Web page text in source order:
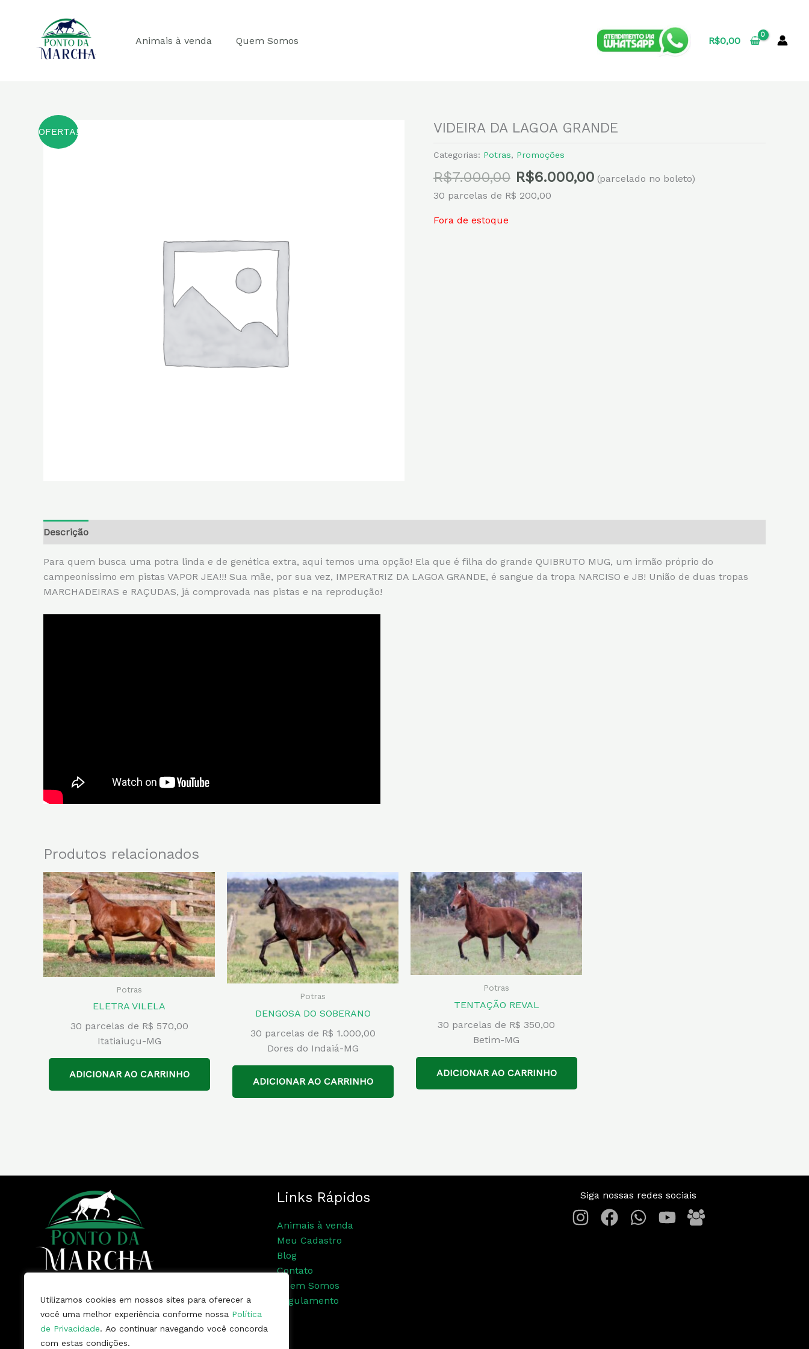
Utilizamos cookies em nossos sites para oferecer a
você uma melhor experiência conforme nossa Política
de Privacidade. Ao continuar navegando você concorda
com estas condições.
conteúdo
Animais à venda Quem Somos R$0,00
OFERTA! VIDEIRA DA LAGOA GRANDE
Categorias: Potras, Promoções
R$7.000,00
O
preço
original
era:
R$7.000,00.
R$6.000,00
O
preço
é:
R$6.000,00.
(parcelado no boleto)
30 parcelas de R$ 200,00
Fora de estoque
Descrição
Para quem busca uma potra linda e de genética extra, aqui temos uma opção! Ela que é filha do grande QUIBRUTO MUG, um irmão próprio do
campeoníssimo em pistas VAPOR JEA!!! Sua mãe, por sua vez, IMPERATRIZ DA LAGOA GRANDE, é sangue da tropa NARCISO e JB! União de duas tropas
MARCHADEIRAS e RAÇUDAS, já comprovada nas pistas e na reprodução!
Produtos relacionados
Potras
ELETRA VILELA
30 parcelas de R$ 570,00
Itatiaiuçu-MG
ADICIONAR AO CARRINHO
Potras
DENGOSA DO SOBERANO
30 parcelas de R$ 1.000,00
Dores do Indaiá-MG
ADICIONAR AO CARRINHO
Potras
TENTAÇÃO REVAL
30 parcelas de R$ 350,00
Betim-MG
ADICIONAR AO CARRINHO
Somos uma empresa, com vários
anos de mercado, especializada na
venda de Mangalarga Marchador.
Links Rápidos
Animais à venda
Meu Cadastro
Blog
Contato
Quem Somos
Regulamento
Siga nossas redes sociais